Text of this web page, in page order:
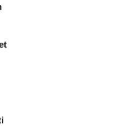
sitä myös juuri
Lakimiesliiton